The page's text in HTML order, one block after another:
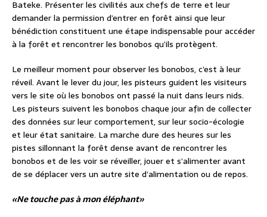
Bateke. Présenter les civilités aux chefs de terre et leur
demander la permission d’entrer en forêt ainsi que leur
bénédiction constituent une étape indispensable pour accéder
à la forêt et rencontrer les bonobos qu’ils protègent.
Le meilleur moment pour observer les bonobos, c’est à leur
réveil. Avant le lever du jour, les pisteurs guident les visiteurs
vers le site où les bonobos ont passé la nuit dans leurs nids.
Les pisteurs suivent les bonobos chaque jour afin de collecter
des données sur leur comportement, sur leur socio-écologie
et leur état sanitaire. La marche dure des heures sur les
pistes sillonnant la forêt dense avant de rencontrer les
bonobos et de les voir se réveiller, jouer et s’alimenter avant
de se déplacer vers un autre site d’alimentation ou de repos.
«Ne touche pas à mon éléphant»